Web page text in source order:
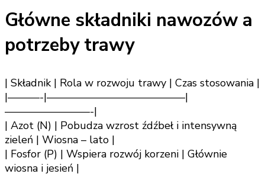
Główne składniki nawozów a
potrzeby trawy
| Składnik | Rola w rozwoju trawy | Czas stosowania |
|———-|—————————————|
————————-|
| Azot (N) | Pobudza wzrost źdźbeł i intensywną
zieleń | Wiosna – lato |
| Fosfor (P) | Wspiera rozwój korzeni | Głównie
wiosna i jesień |